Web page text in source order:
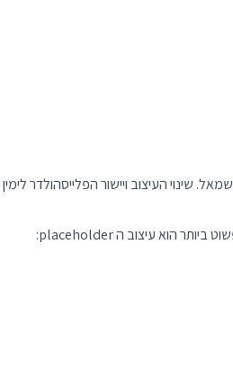
שינוי העיצוב ויישור הפלייסהולדר לימין